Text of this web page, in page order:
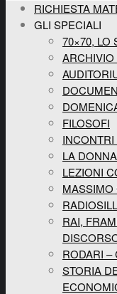
RICHIESTA
GLI SPECIALI
70×70, LO
ARCHIVIO
FILOSOFI
LA
LEZIONI
MASSIMO
RAI,
RODARI –
STORIA